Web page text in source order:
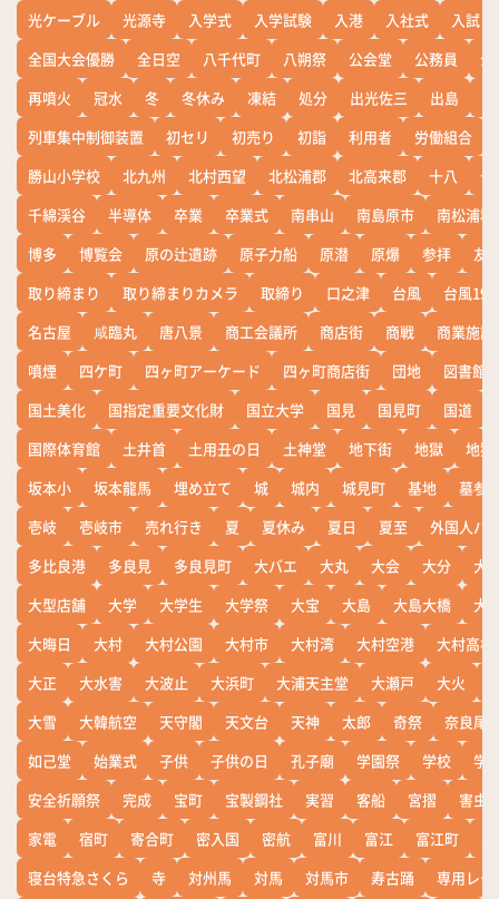
光ケーブル
光源寺 入学式 入学試験 入港 入社式
入試
全国大会優勝
全日空 八千代町 八朔祭 公会堂 公務員
公
再噴火
冠水 冬 冬休み 凍結 処分 出光佐三 出島
列車集中制御装置
初セリ 初売り 初詣 利用者 労働組合
勝山小学校
北九州 北村西望 北松浦郡 北高来郡 十八
十
千綿渓谷
半導体 卒業 卒業式 南串山 南島原市
南松浦郡
博多
博覧会 原の辻遺跡 原子力船 原潜 原爆 参拝
友
取り締まり
取り締まりカメラ 取締り 口之津 台風
台風19
名古屋
咸臨丸 唐八景 商工会議所 商店街 商戦
商業施設
噴煙
四ケ町 四ヶ町アーケード 四ヶ町商店街 団地
図書館
国土美化
国指定重要文化財 国立大学 国見 国見町 国道
国際体育館
土井首 土用丑の日 土神堂 地下街 地獄
地獄
坂本小
坂本龍馬 埋め立て 城 城内 城見町 基地
墓参
壱岐
壱岐市 売れ行き 夏 夏休み 夏日 夏至
外国人バ
多比良港
多良見 多良見町 大バエ 大丸 大会 大分
大
大型店舗
大学 大学生 大学祭 大宝 大島 大島大橋
大
大晦日
大村 大村公園 大村市 大村湾 大村空港
大村高校
大正
大水害 大波止 大浜町 大浦天主堂 大瀬戸 大火
大雪
大韓航空 天守閣 天文台 天神 太郎 奇祭
奈良尾
如己堂
始業式 子供 子供の日 孔子廟 学園祭 学校
学
安全祈願祭
完成 宝町 宝製鋼社 実習 客船 宮摺
害虫
家電
宿町 寄合町 密入国 密航 富川 富江 富江町
寝台特急さくら
寺 対州馬 対馬 対馬市 寿古踊 専用レー